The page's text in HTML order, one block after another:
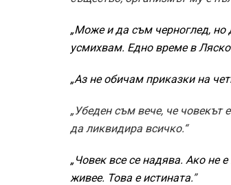
„Може и да съм черноглед, но
усмихвам. Едно време в
„Аз не обичам приказки на
„Убеден съм вече, че човекът
да ликвидира всичко.“
„Човек все се надява. Ако не
живее. Това е истината.”